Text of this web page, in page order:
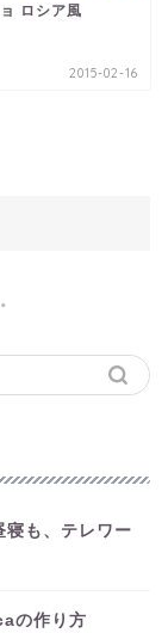
ロシア風
2015-02-16
寝も、テレワー
の作り方